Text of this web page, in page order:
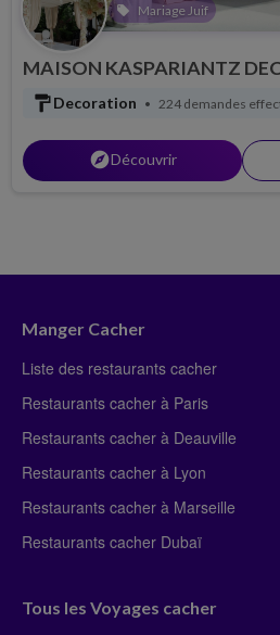
local_offer Mariage Juif
MAISON KASPARIANTZ
format_paintDecoration • 224 demandes
explorerDécouvrir
Manger Cacher
Liste des restaurants cacher
Restaurants cacher à Paris
Restaurants cacher à Deauville
Restaurants cacher à Lyon
Restaurants cacher à Marseille
Restaurants cacher Dubaï
Tous les Voyages cacher